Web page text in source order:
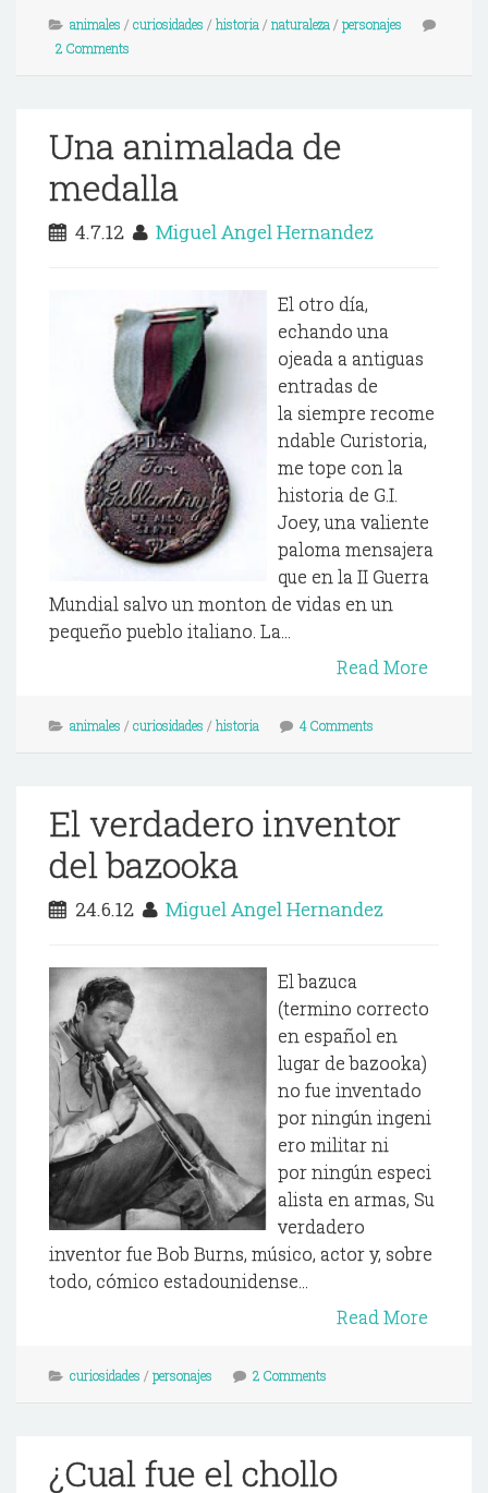
animales / curiosidades / historia / naturaleza / personajes
2 Comments
Una animalada de
medalla
4.7.12 Miguel Angel Hernandez
El otro día,
echando una
ojeada a antiguas
entradas de
la siempre recome
ndable Curistoria,
me tope con la
historia de G.I.
Joey, una valiente
paloma mensajera
que en la II Guerra
Mundial salvo un monton de vidas en un
pequeño pueblo italiano. La...
Read More
animales / curiosidades / historia 4 Comments
El verdadero inventor
del bazooka
24.6.12 Miguel Angel Hernandez
El bazuca
(termino correcto
en español en
lugar de bazooka)
no fue inventado
por ningún ingeni
ero militar ni
por ningún especi
alista en armas, Su
verdadero
inventor fue Bob Burns, músico, actor y, sobre
todo, cómico estadounidense...
Read More
curiosidades / personajes 2 Comments
¿Cual fue el chollo